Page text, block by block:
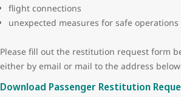
flight connections
unexpected measures for safe
Please fill out the restitution request form
either by email or mail to the address
Download Passenger Restitution